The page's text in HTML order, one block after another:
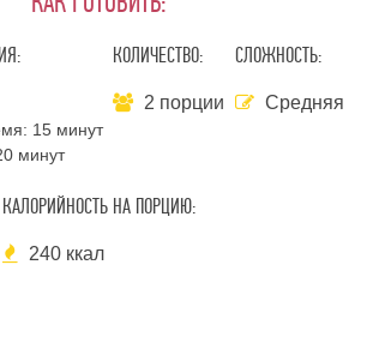
15 минут
минут
КОЛИЧЕСТВО:
2 порции
СЛОЖНОСТЬ:
Средняя
КАЛОРИЙНОСТЬ НА ПОРЦИЮ:
240 ккал